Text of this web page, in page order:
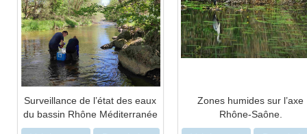
Surveillance de l’état des eaux
du bassin Rhône Méditerranée
Zones humides sur l’axe
Rhône-Saône.